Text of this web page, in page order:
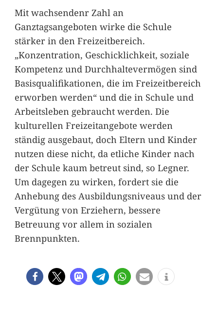
Mit wachsendenr Zahl an
Ganztagsangeboten wirke die Schule
stärker in den Freizeitbereich.
„Konzentration, Geschicklichkeit, soziale
Kompetenz und Durchhaltevermögen sind
Basisqualifikationen, die im Freizeitbereich
erworben werden“ und die in Schule und
Arbeitsleben gebraucht werden. Die
kulturellen Freizeitangebote werden
ständig ausgebaut, doch Eltern und Kinder
nutzen diese nicht, da etliche Kinder nach
der Schule kaum betreut sind, so Legner.
Um dagegen zu wirken, fordert sie die
Anhebung des Ausbildungsniveaus und der
Vergütung von Erziehern, bessere
Betreuung vor allem in sozialen
Brennpunkten.